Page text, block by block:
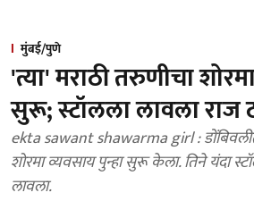
मुंबई/पुणे
'त्या' मराठी तरुणीचा
सुरू; स्टॉलला लावला राज
ekta sawant shawarma girl :
शोरमा व्यवसाय पुन्हा सुरू केला. तिने यंदा
लावला.